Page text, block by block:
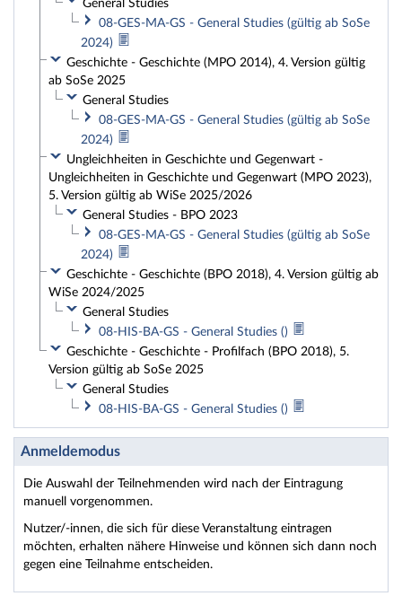
General Studies
08-GES-MA-GS - General Studies (gültig ab SoSe
2024)
Geschichte - Geschichte (MPO 2014), 4. Version gültig
ab SoSe 2025
General Studies
08-GES-MA-GS - General Studies (gültig ab SoSe
2024)
Ungleichheiten in Geschichte und Gegenwart -
Ungleichheiten in Geschichte und Gegenwart (MPO 2023),
5. Version gültig ab WiSe 2025/2026
General Studies - BPO 2023
08-GES-MA-GS - General Studies (gültig ab SoSe
2024)
Geschichte - Geschichte (BPO 2018), 4. Version gültig ab
WiSe 2024/2025
General Studies
08-HIS-BA-GS - General Studies ()
Geschichte - Geschichte - Profilfach (BPO 2018), 5.
Version gültig ab SoSe 2025
General Studies
08-HIS-BA-GS - General Studies ()
Anmeldemodus
Die Auswahl der Teilnehmenden wird nach der Eintragung
manuell vorgenommen.
Nutzer/-innen, die sich für diese Veranstaltung eintragen
möchten, erhalten nähere Hinweise und können sich dann noch
gegen eine Teilnahme entscheiden.